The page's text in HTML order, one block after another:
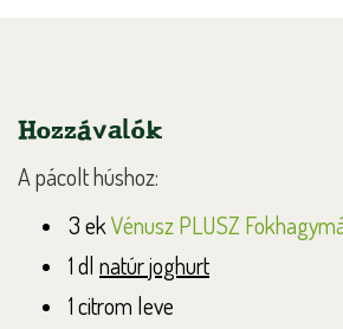
Hozzávalók
A pácolt húshoz:
3 ekVénusz PLUSZ
1 dl natúr joghurt
1 citrom leve